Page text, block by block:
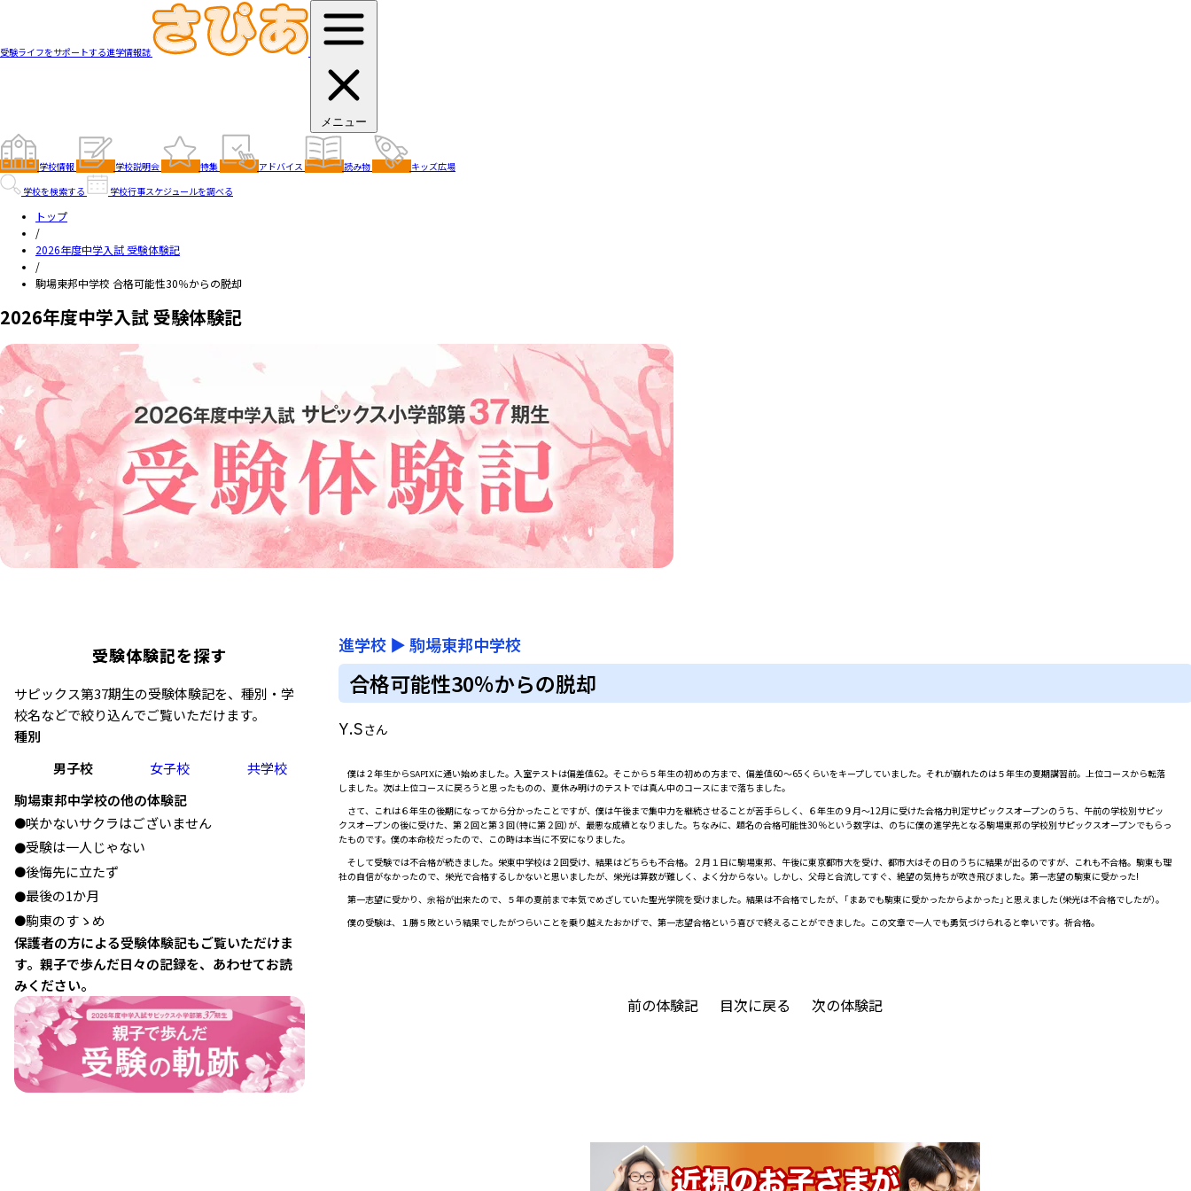
受験ライフをサポートする進学情報誌
メニュー
学校情報 学校説明会 特集 アドバイス 読み物
キッズ広場
学校を検索する
学校行事スケジュールを調べる
トップ
/
2026年度中学入試 受験体験記
/
駒場東邦中学校 合格可能性30％からの脱却
2026年度中学入試 受験体験記
受験体験記を探す
サピックス第37期生の受験体験記を、種別・学
校名などで絞り込んでご覧いただけます。
種別
男子校
女子校
共学校
駒場東邦中学校の他の体験記
●咲かないサクラはございません
●受験は一人じゃない
●後悔先に立たず
●最後の1か月
●駒東のすゝめ
保護者の方による受験体験記もご覧いただけま
す。親子で歩んだ日々の記録を、あわせてお読
みください。
進学校 ▶駒場東邦中学校
合格可能性30％からの脱却
Y.Sさん
僕は２年生からSAPIXに通い始めました。入室テストは偏差値62。そこから５年生の初めの方まで、偏差値60～65くらいをキープしていました。それが崩れたのは５年生の夏期講習前。上位コースから転落
しました。次は上位コースに戻ろうと思ったものの、夏休み明けのテストでは真ん中のコースにまで落ちました。
さて、これは６年生の後期になってから分かったことですが、僕は午後まで集中力を継続させることが苦手らしく、６年生の９月～12月に受けた合格力判定サピックスオープンのうち、午前の学校別サピッ
クスオープンの後に受けた、第２回と第３回（特に第２回）が、最悪な成績となりました。ちなみに、題名の合格可能性30％という数字は、のちに僕の進学先となる駒場東邦の学校別サピックスオープンでもらっ
たものです。僕の本命校だったので、この時は本当に不安になりました。
そして受験では不合格が続きました。栄東中学校は２回受け、結果はどちらも不合格。２月１日に駒場東邦、午後に東京都市大を受け、都市大はその日のうちに結果が出るのですが、これも不合格。駒東も理
社の自信がなかったので、栄光で合格するしかないと思いましたが、栄光は算数が難しく、よく分からない。しかし、父母と合流してすぐ、絶望の気持ちが吹き飛びました。第一志望の駒東に受かった!
第一志望に受かり、余裕が出来たので、５年の夏前まで本気でめざしていた聖光学院を受けました。結果は不合格でしたが、「まあでも駒東に受かったからよかった」と思えました（栄光は不合格でしたが）。
僕の受験は、１勝５敗という結果でしたがつらいことを乗り越えたおかげで、第一志望合格という喜びで終えることができました。この文章で一人でも勇気づけられると幸いです。祈合格。
前の体験記 目次に戻る 次の体験記